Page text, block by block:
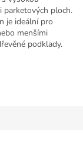
parketových ploch.
je ideální pro
menšími
podklady.